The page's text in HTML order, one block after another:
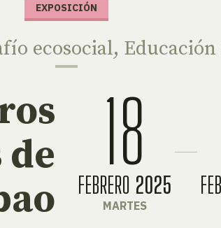
EXPOSICIÓN
ecosocial,
18
FEBRERO 2025
MARTES